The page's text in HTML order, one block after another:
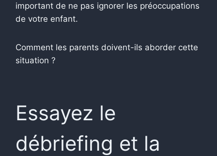
important de ne pas ignorer les préoccupations
de votre enfant.
Comment les parents doivent-ils aborder cette
situation ?
Essayez le
débriefing et la